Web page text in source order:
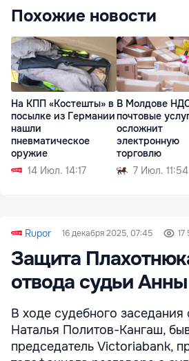
Похожие новости
На КПП «Костешты» в
посылке из Германии
нашли
пневматическое
оружие
14 Июл. 14:17
В Молдове
почтовые
осложнит
электронную
торговлю
7 Июл. 11:54
Rupor 16 декабря 2025, 07:45 17
Защита
отвода судьи
В ходе судебного заседания
Наталья Политов-Кангаш,
председатель Victoriabank,